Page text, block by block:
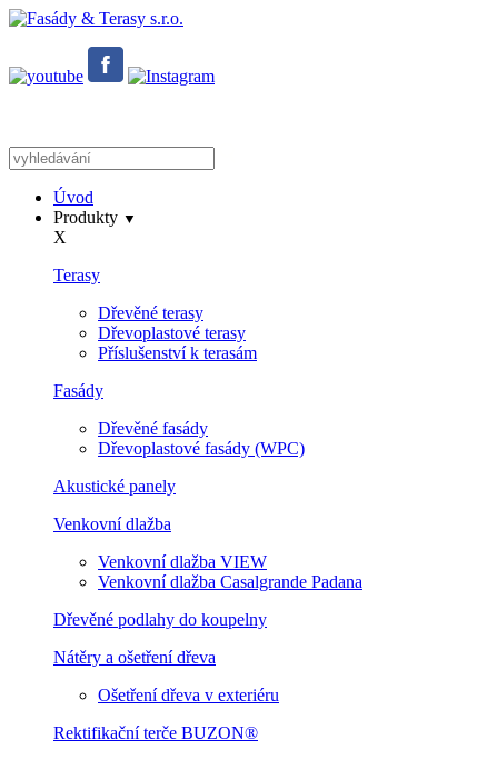
Úvod
Produkty ▼
X
Terasy
Dřevěné terasy
Dřevoplastové terasy
Příslušenství k terasám
Fasády
Dřevěné fasády
Dřevoplastové fasády (WPC)
Akustické panely
Venkovní dlažba
Venkovní dlažba VIEW
Venkovní dlažba Casalgrande Padana
Dřevěné podlahy do koupelny
Nátěry a ošetření dřeva
Ošetření dřeva v exteriéru
Rektifikační terče BUZON®